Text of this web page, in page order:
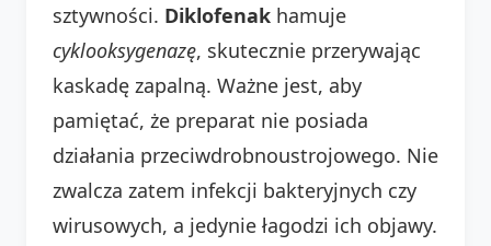
sztywności. Diklofenak hamuje
cyklooksygenazę, skutecznie przerywając
kaskadę zapalną. Ważne jest, aby
pamiętać, że preparat nie posiada
działania przeciwdrobnoustrojowego. Nie
zwalcza zatem infekcji bakteryjnych czy
wirusowych, a jedynie łagodzi ich objawy.